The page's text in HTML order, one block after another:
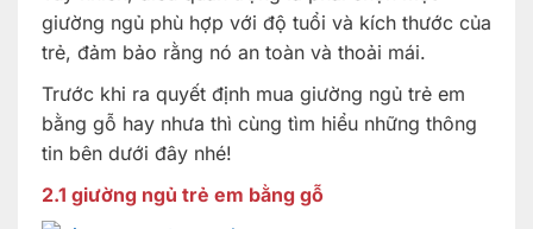
giường ngủ phù hợp với độ tuổi và kích thước của
trẻ, đảm bảo rằng nó an toàn và thoải mái.
Trước khi ra quyết định mua giường ngủ trẻ em
bằng gỗ hay nhưa thì cùng tìm hiểu những thông
tin bên dưới đây nhé!
2.1 giường ngủ trẻ em bằng gỗ